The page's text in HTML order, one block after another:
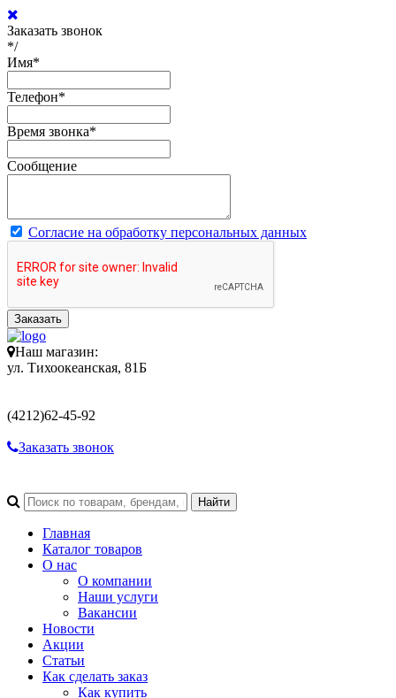
Заказать звонок
*/
Имя*
Телефон*
Время звонка*
Сообщение
Согласие на обработку персональных данных
Заказать
Наш магазин:
ул. Тихоокеанская, 81Б
(4212)62-45-92
Заказать звонок
Главная
Каталог товаров
О нас
О компании
Наши услуги
Вакансии
Новости
Акции
Статьи
Как сделать заказ
Как купить